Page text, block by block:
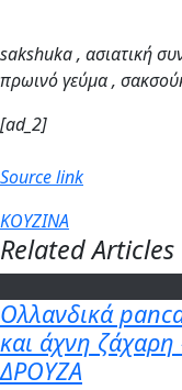
sakshuka , ασιατική
πρωινό γεύμα ,
[ad_2]
Source link
ΚΟΥΖΙΝΑ
Related Articles
Ολλανδικά
και άχνη
ΔΡΟΥΖΑ